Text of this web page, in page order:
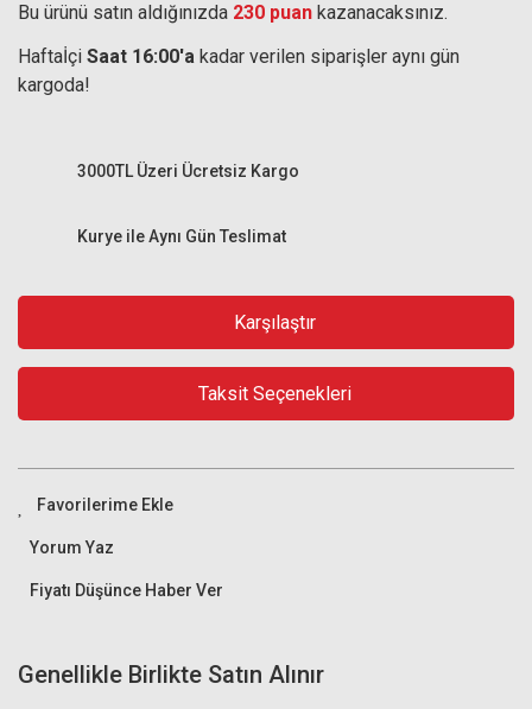
Bu ürünü satın aldığınızda 230 puan kazanacaksınız.
Haftaİçi Saat 16:00'a kadar verilen siparişler aynı gün
kargoda!
Kurye ile Aynı Gün Teslimat
3000TL Üzeri Ücretsiz Kargo
Karşılaştır
Taksit Seçenekleri
Yorum Yaz
Fiyatı Düşünce Haber Ver
Genellikle Birlikte Satın Alınır